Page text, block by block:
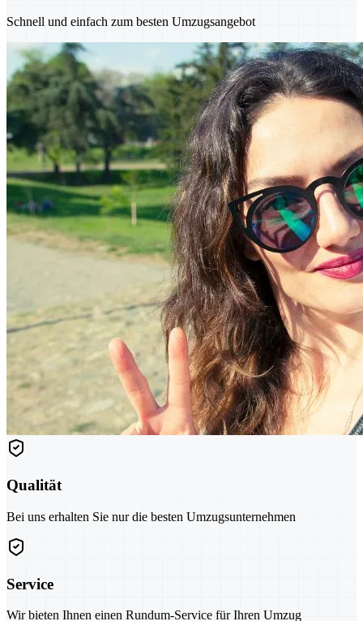
Schnell und einfach zum besten Umzugsangebot
Qualität
Bei uns erhalten Sie nur die besten Umzugsunternehmen
Service
Wir bieten Ihnen einen Rundum-Service für Ihren Umzug